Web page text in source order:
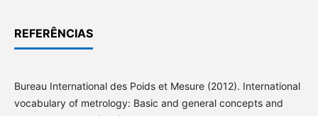
REFERÊNCIAS
Bureau International des Poids et Mesure (2012). International
vocabulary of metrology: Basic and general concepts and